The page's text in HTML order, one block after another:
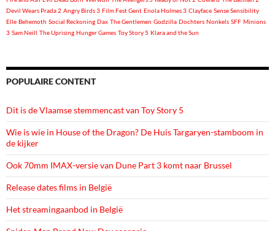
Devil Wears Prada 2 Angry Birds 3 Film Fest Gent Enola Holmes 3 Clayface Sense Sensibility
Elle Behemoth Social Reckoning Dax The Gentlemen Godzilla Dochters Nonkels SFF Minions
3 Sam Neill The Uprising Hunger Games Toy Story 5 Klara and the Sun
POPULAIRE CONTENT
Dit is de Vlaamse stemmencast van Toy Story 5
Wie is wie in House of the Dragon? De Huis Targaryen-stamboom in
de kijker
Ook 70mm IMAX-versie van Dune Part 3 komt naar Brussel
Release dates films in België
Het streamingaanbod in België